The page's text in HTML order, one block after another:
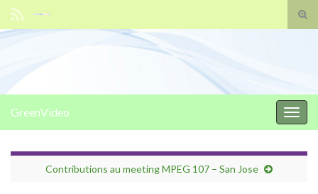
GreenVideo
Contributions au meeting MPEG 107 – San Jose